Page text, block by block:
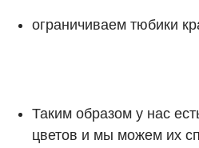
ограничиваем тюбики
Таким образом у нас
цветов и мы можем их